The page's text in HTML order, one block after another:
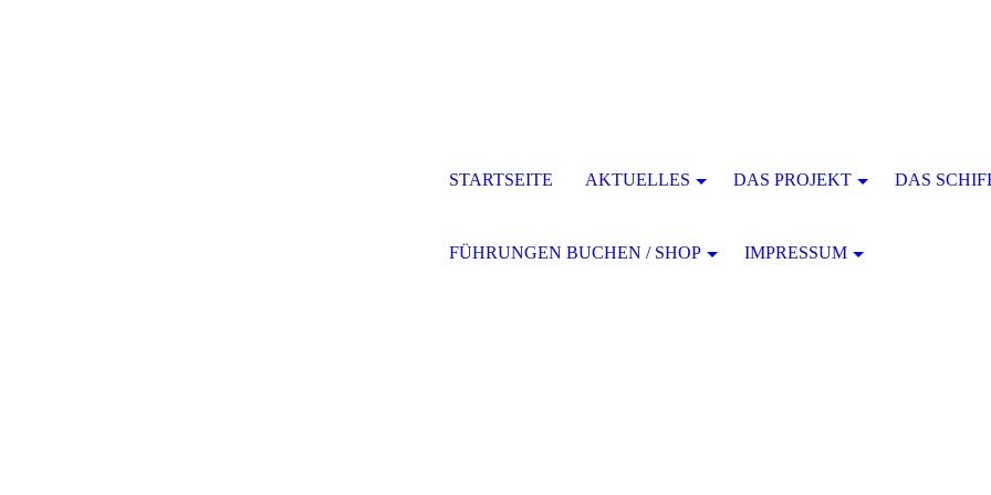
STARTSEITE AKTUELLES DAS PROJEKT DAS
FÜHRUNGEN BUCHEN / SHOP IMPRESSUM